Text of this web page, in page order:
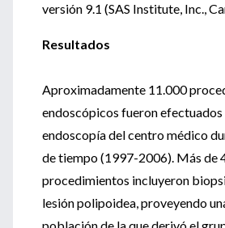
versión 9.1 (SAS Institute, Inc.,
Resultados
Aproximadamente 11.000
endoscópicos fueron efectuados
endoscopía del centro médico
de tiempo (1997-2006). Más de
procedimientos incluyeron
lesión polipoidea, proveyendo